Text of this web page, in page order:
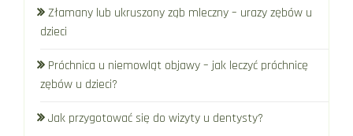
Złamany lub ukruszony ząb mleczny – urazy zębów u
dzieci
Próchnica u niemowląt objawy – jak leczyć próchnicę
zębów u dzieci?
Jak przygotować się do wizyty u dentysty?